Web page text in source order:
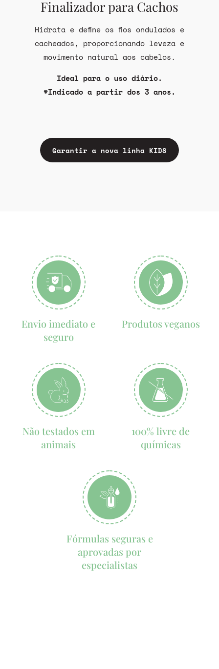
Finalizador para Cachos
Hidrata e define os fios ondulados e
cacheados, proporcionando leveza e
movimento natural aos cabelos.
Ideal para o uso diário.
*Indicado a partir dos 3 anos.
Garantir a nova linha KIDS
Envio imediato e
seguro
Produtosveganos
Não testados em
animais
100% livre de
químicas
Fórmulas seguras e
aprovadas por
especialistas